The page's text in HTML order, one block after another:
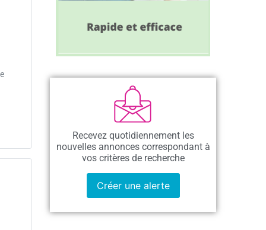
Recevez quotidiennement les
nouvelles annonces correspondant à
vos critères de recherche
Créer une alerte